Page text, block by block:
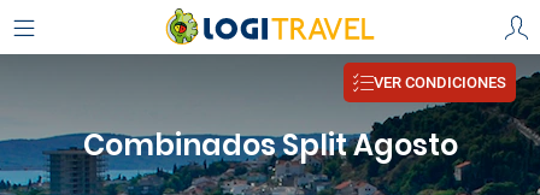
VER CONDICIONES
Combinados Split Agosto